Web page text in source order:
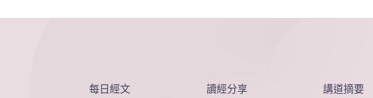
每日經文 讀經分享 講道摘要